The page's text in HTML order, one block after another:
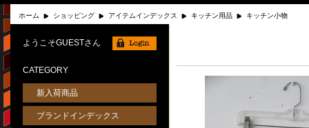
ホーム ショッピング アイテムインデックス キッチン用品 キッチン小物
ようこそGUESTさん
CATEGORY
新入荷商品
ブランドインデックス